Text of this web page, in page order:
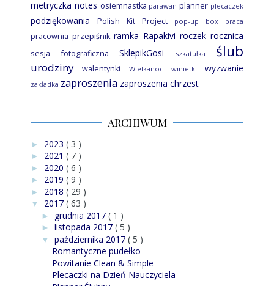
metryczka notes osiemnastka parawan planner plecaczek
podziękowania Polish Kit Project pop-up box praca
pracownia przepiśnik ramka Rapakivi roczek rocznica
sesja fotograficzna SklepikGosi szkatułka ślub
urodziny walentynki Wielkanoc winietki wyzwanie
zakładka zaproszenia zaproszenia chrzest
ARCHIWUM
► 2023 ( 3 )
► 2021 ( 7 )
► 2020 ( 6 )
► 2019 ( 9 )
► 2018 ( 29 )
▼ 2017 ( 63 )
► grudnia 2017 ( 1 )
► listopada 2017 ( 5 )
▼ października 2017 ( 5 )
Romantyczne pudełko
Powitanie Clean & Simple
Plecaczki na Dzień Nauczyciela